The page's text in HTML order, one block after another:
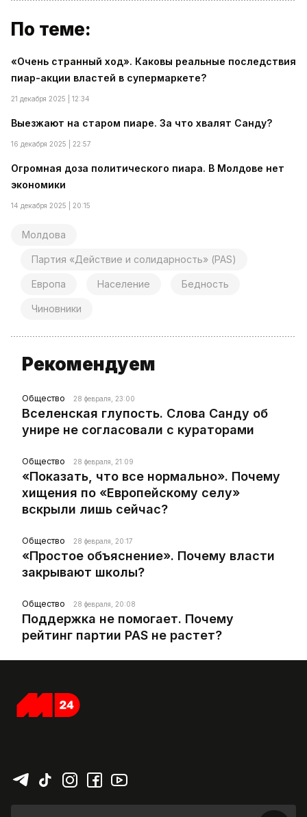
По теме:
«Очень странный ход». Каковы реальные последствия
пиар-акции властей в супермаркете?
21 декабря 2025 | 12:34
Выезжают на старом пиаре. За что хвалят Санду?
16 декабря 2025 | 22:57
Огромная доза политического пиара. В Молдове нет
экономики
14 декабря 2025 | 20:15
Молдова
Партия «Действие и солидарность» (PAS)
Европа Население Бедность
Чиновники
Рекомендуем
Общество 28 февраля, 23:00
Вселенская глупость. Слова Санду об
унире не согласовали с кураторами
Общество 28 февраля, 21:09
«Показать, что все нормально». Почему
хищения по «Европейскому селу»
вскрыли лишь сейчас?
Общество 28 февраля, 20:17
«Простое объяснение». Почему власти
закрывают школы?
Общество 28 февраля, 20:08
Поддержка не помогает. Почему
рейтинг партии PAS не растет?